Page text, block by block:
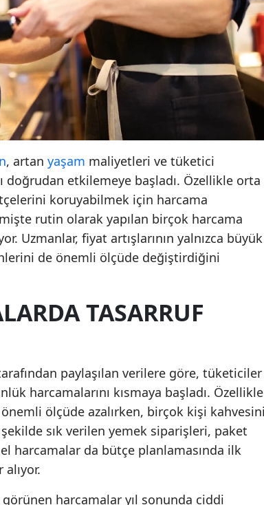
, artan yaşam maliyetleri ve tüketici
doğrudan etkilemeye başladı. Özellikle orta
koruyabilmek için harcama
rutin olarak yapılan birçok harcama
Uzmanlar, fiyat artışlarının yalnızca büyük
de önemli ölçüde değiştirdiğini
TASARRUF
paylaşılan verilere göre, tüketiciler
harcamalarını kısmaya başladı. Özellikle
önemli ölçüde azalırken, birçok kişi
sık verilen yemek siparişleri, paket
harcamalar da bütçe planlamasında ilk
harcamalar yıl sonunda ciddi